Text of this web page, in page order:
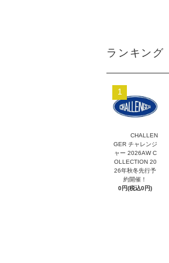
ランキング
1
CHALLEN
GER チャレンジ
ャー 2026AW C
OLLECTION 20
26年秋冬先行予
約開催！
0円(税込0円)